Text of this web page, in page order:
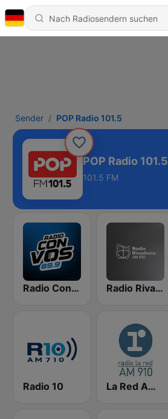
Sender POP Radio 101.5
POP Radio 101.5
101.5 FM
Radio Con Vos 89.9 Radio Rivadavia 630 AM
Radio 10 La Red AM 910